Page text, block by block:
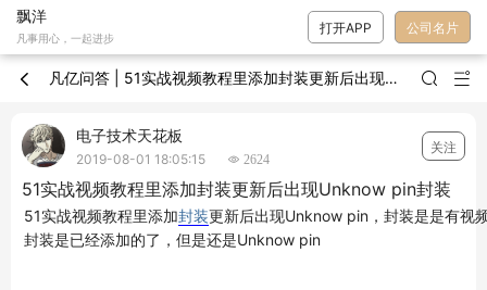
飘洋
凡事用心，一起进步
打开APP 公司名片
 凡亿问答 | 51实战视频教程里添加封装更新后出现Unknow pin封装  
电子技术天花板
2019-08-01 18:05:15  2624
关注
51实战视频教程里添加封装更新后出现Unknow pin封装
51实战视频教程里添加封装更新后出现Unknow pin，封装是是有视
封装是已经添加的了，但是还是Unknow pin